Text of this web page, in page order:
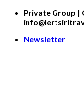
Skip
Private Group |
Newsletter